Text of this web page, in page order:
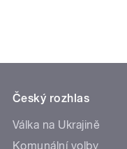
Český rozhlas
Válka na Ukrajině
Komunální volby